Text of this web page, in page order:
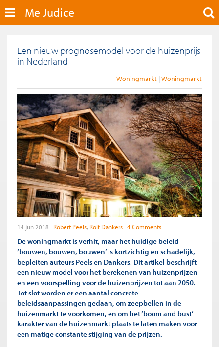
Me Judice
Een nieuw prognosemodel voor de huizenprijs
in Nederland
Woningmarkt Woningmarkt
14 jun 2018 Robert Peels Rolf Dankers 4 Comments
De woningmarkt is verhit, maar het huidige beleid
‘bouwen, bouwen, bouwen’ is kortzichtig en schadelijk,
bepleiten auteurs Peels en Dankers. Dit artikel beschrijft
een nieuw model voor het berekenen van huizenprijzen
en een voorspelling voor de huizenprijzen tot aan 2050.
Tot slot worden er een aantal concrete
beleidsaanpassingen gedaan, om zeepbellen in de
huizenmarkt te voorkomen, en om het ‘boom and bust’
karakter van de huizenmarkt plaats te laten maken voor
een matige constante stijging van de prijzen.